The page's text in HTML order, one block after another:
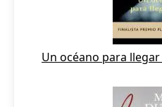
Un océano para